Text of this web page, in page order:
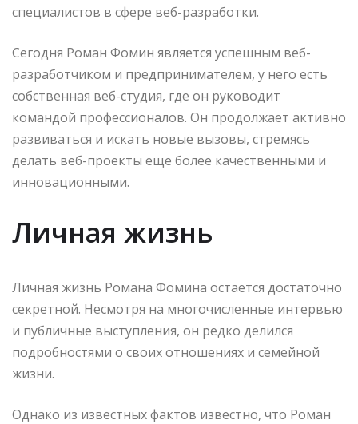
специалистов в сфере веб-разработки.
Сегодня Роман Фомин является успешным веб-
разработчиком и предпринимателем, у него есть
собственная веб-студия, где он руководит
командой профессионалов. Он продолжает активно
развиваться и искать новые вызовы, стремясь
делать веб-проекты еще более качественными и
инновационными.
Личная жизнь
Личная жизнь Романа Фомина остается достаточно
секретной. Несмотря на многочисленные интервью
и публичные выступления, он редко делился
подробностями о своих отношениях и семейной
жизни.
Однако из известных фактов известно, что Роман